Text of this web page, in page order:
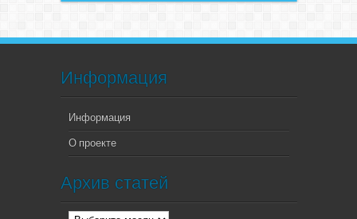
Информация
Информация
О проекте
Архив статей
Архив